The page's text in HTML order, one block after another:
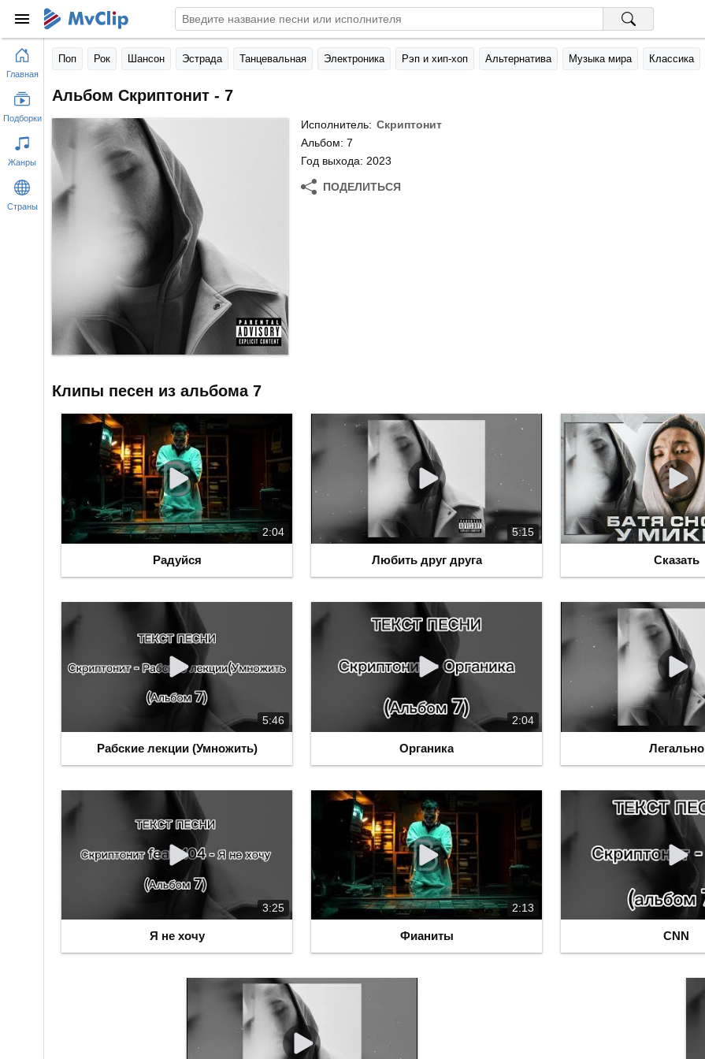
Поп Рок Шансон Эстрада Танцевальная Электроника Рэп и хип-хоп Альтернатива Музыка мира Классика
Альбом Скриптонит - 7
Исполнитель: Скриптонит
Альбом: 7
Год выхода: 2023
ПОДЕЛИТЬСЯ
Клипы песен из альбома 7
2:04
Радуйся
5:15
Любить друг друга Сказать
5:46
Рабские лекции (Умножить)
2:04
Органика Легально
3:25
Я не хочу
2:13
Фианиты CNN
Главная
Подборки
Жанры
Страны